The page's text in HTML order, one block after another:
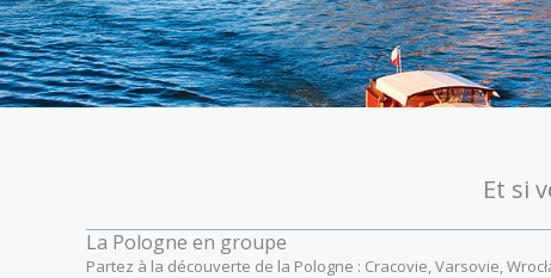
Et si
La Pologne en groupe
Partez à la découverte de la Pologne : Cracovie, Varsovie,